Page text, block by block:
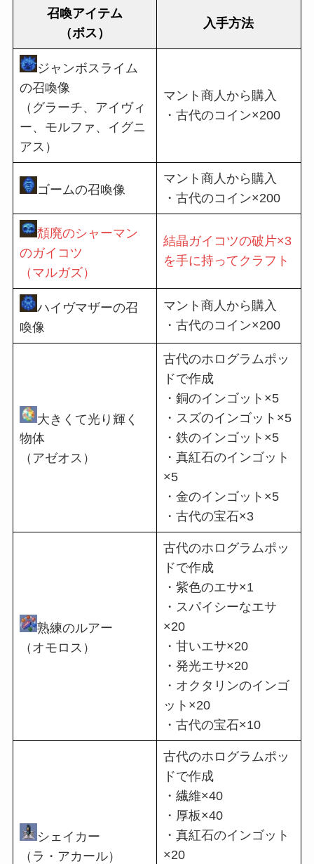
召喚アイテム
（ボス）
入手方法
ジャンボスライム
の召喚像
（グラーチ、アイヴィ
ー、モルファ、イグニ
アス）
マント商人から購入
・古代のコイン×200
ゴームの召喚像
マント商人から購入
・古代のコイン×200
頽廃のシャーマン
のガイコツ
（マルガズ）
結晶ガイコツの破片×3
を手に持ってクラフト
ハイヴマザーの召
喚像
マント商人から購入
・古代のコイン×200
大きくて光り輝く
物体
（アゼオス）
古代のホログラムポッ
ドで作成
・銅のインゴット×5
・スズのインゴット×5
・鉄のインゴット×5
・真紅石のインゴット
×5
・金のインゴット×5
・古代の宝石×3
熟練のルアー
（オモロス）
古代のホログラムポッ
ドで作成
・紫色のエサ×1
・スパイシーなエサ
×20
・甘いエサ×20
・発光エサ×20
・オクタリンのインゴ
ット×20
・古代の宝石×10
シェイカー
（ラ・アカール）
古代のホログラムポッ
ドで作成
・繊維×40
・厚板×40
・真紅石のインゴット
×20